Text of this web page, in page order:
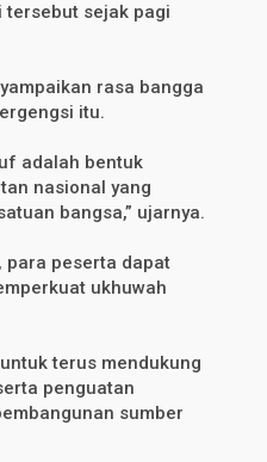
tersebut sejak pagi
rasa bangga
itu.
adalah bentuk
nasional yang
bangsa,” ujarnya.
para peserta dapat
ukhuwah
terus mendukung
penguatan
sumber